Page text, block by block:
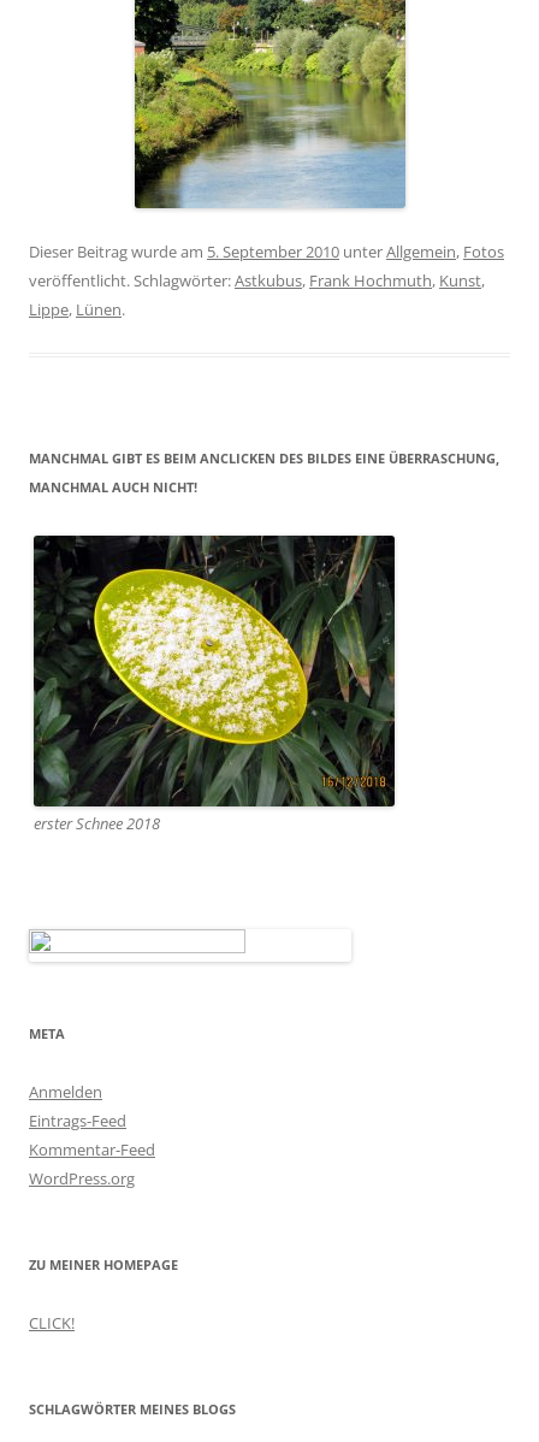
Dieser Beitrag wurde am 5. September 2010 unterAllgemein, Fotos
veröffentlicht. Schlagwörter:Astkubus, Frank Hochmuth, Kunst,
Lippe, Lünen.
MANCHMAL GIBT ES BEIM ANCLICKEN DES BILDES EINE ÜBERRASCHUNG,
MANCHMAL AUCH NICHT!
erster Schnee 2018
META
Anmelden
Eintrags-Feed
Kommentar-Feed
WordPress.org
ZU MEINER HOMEPAGE
CLICK!
SCHLAGWÖRTER MEINES BLOGS